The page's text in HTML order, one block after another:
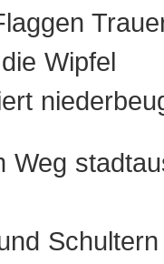
Wipfel
Weg